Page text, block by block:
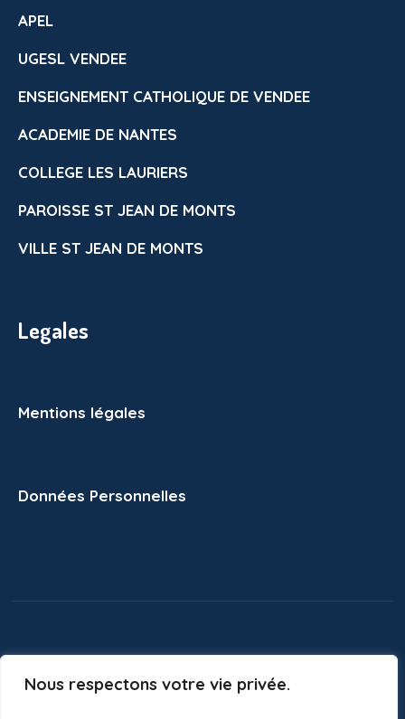
Nous respectons votre vie privée.
APEL
UGESL VENDEE
ENSEIGNEMENT CATHOLIQUE DE VENDEE
ACADEMIE DE NANTES
COLLEGE LES LAURIERS
PAROISSE ST JEAN DE MONTS
VILLE ST JEAN DE MONTS
Legales
Mentions légales
Données Personnelles